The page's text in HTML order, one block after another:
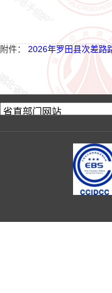
附件： 2026年罗田县次差路